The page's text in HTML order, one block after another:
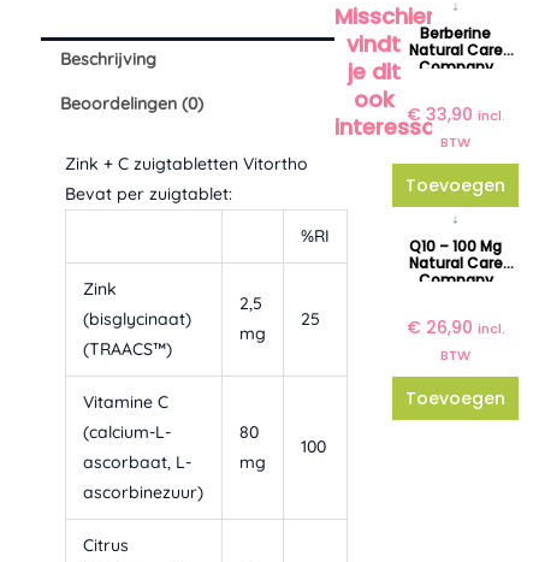
Beschrijving
Beoordelingen (0)
Zink + C zuigtabletten Vitortho
Bevat per zuigtablet:
%RI
Zink
(bisglycinaat)
(TRAACS™)
2,5
mg
25
Vitamine C
(calcium-L-
ascorbaat, L-
ascorbinezuur)
80
mg
100
Citrus
Misschien
vindt
je dit
ook
interessant?
Berberine
Natural Care
Company
€33,90 incl.
BTW
Toevoegen
Q10 – 100 Mg
Natural Care
Company
€26,90 incl.
BTW
Toevoegen